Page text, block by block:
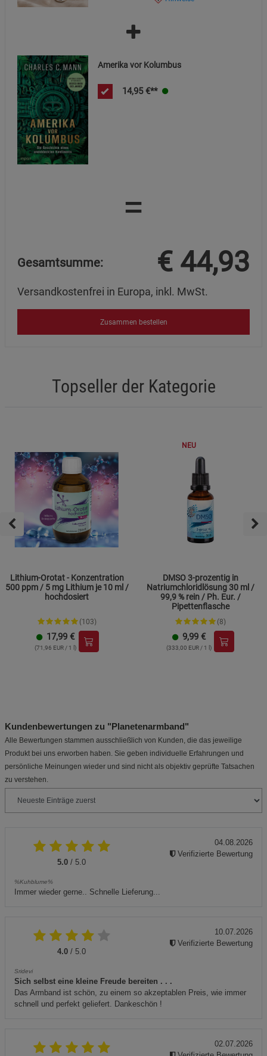
Amerika vor Kolumbus
14,95 €**
=
Gesamtsumme: € 44,93
Versandkostenfrei in Europa, inkl. MwSt.
Zusammen bestellen
Topseller der Kategorie
Lithium-Orotat - Konzentration
500 ppm / 5 mg Lithium je 10 ml /
hochdosiert
(103)
17,99 €
(71,96 EUR / 1 l)
NEU
DMSO 3-prozentig in
Natriumchloridlösung 30 ml /
99,9 % rein / Ph. Eur. /
Pipettenflasche
(8)
9,99 €
(333,00 EUR / 1 l)
Kundenbewertungen zu "Planetenarmband"
Alle Bewertungen stammen ausschließlich von Kunden, die das jeweilige
Produkt bei uns erworben haben. Sie geben individuelle Erfahrungen und
persönliche Meinungen wieder und sind nicht als objektiv geprüfte Tatsachen
zu verstehen.
5.0 / 5.0
%Kuhblume%
Immer wieder gerne.. Schnelle Lieferung...
04.08.2026
Verifizierte Bewertung
4.0 / 5.0
Sridevi
Sich selbst eine kleine Freude bereiten . . .
Das Armband ist schön, zu einem so akzeptablen Preis, wie immer
schnell und perfekt geliefert. Dankeschön !
10.07.2026
Verifizierte Bewertung
02.07.2026